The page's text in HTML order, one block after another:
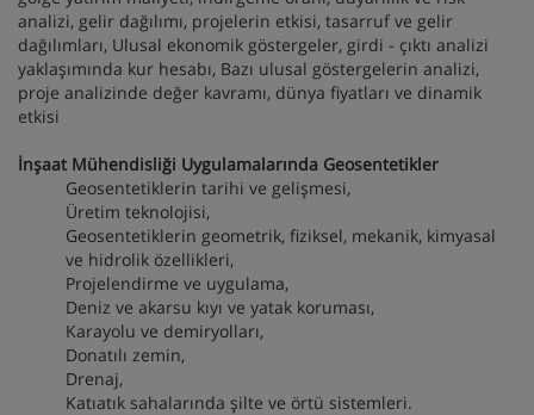
analizi, gelir dağılımı, projelerin etkisi, tasarruf ve gelir
dağılımları, Ulusal ekonomik göstergeler, girdi - çıktı analizi
yaklaşımında kur hesabı, Bazı ulusal göstergelerin analizi,
proje analizinde değer kavramı, dünya fiyatları ve dinamik
etkisi
İnşaat Mühendisliği Uygulamalarında Geosentetikler
Geosentetiklerin tarihi ve gelişmesi,
Üretim teknolojisi,
Geosentetiklerin geometrik, fiziksel, mekanik, kimyasal
ve hidrolik özellikleri,
Projelendirme ve uygulama,
Deniz ve akarsu kıyı ve yatak koruması,
Karayolu ve demiryolları,
Donatılı zemin,
Drenaj,
Katıatık sahalarında şilte ve örtü sistemleri.